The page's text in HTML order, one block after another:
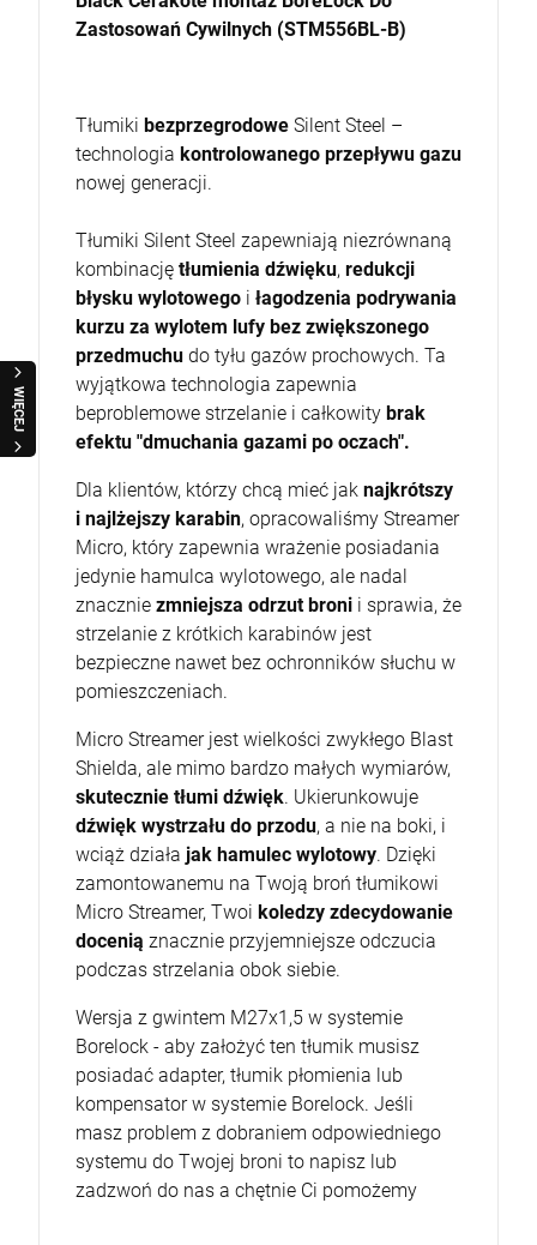
WIĘCEJ
Zastosowań Cywilnych (STM556BL-B)
Tłumiki bezprzegrodowe Silent Steel –
technologia kontrolowanego przepływu gazu
nowej generacji.
Tłumiki Silent Steel zapewniają niezrównaną
kombinację tłumienia dźwięku, redukcji
błysku wylotowego i łagodzenia podrywania
kurzu za wylotem lufy bez zwiększonego
przedmuchu do tyłu gazów prochowych. Ta
wyjątkowa technologia zapewnia
beproblemowe strzelanie i całkowity brak
efektu "dmuchania gazami po oczach".
Dla klientów, którzy chcą mieć jak najkrótszy
i najlżejszy karabin, opracowaliśmy Streamer
Micro, który zapewnia wrażenie posiadania
jedynie hamulca wylotowego, ale nadal
znacznie zmniejsza odrzut broni i sprawia, że
strzelanie z krótkich karabinów jest
bezpieczne nawet bez ochronników słuchu w
pomieszczeniach.
Micro Streamer jest wielkości zwykłego Blast
Shielda, ale mimo bardzo małych wymiarów,
skutecznie tłumi dźwięk. Ukierunkowuje
dźwięk wystrzału do przodu, a nie na boki, i
wciąż działa jak hamulec wylotowy. Dzięki
zamontowanemu na Twoją broń tłumikowi
Micro Streamer, Twoi koledzy zdecydowanie
docenią znacznie przyjemniejsze odczucia
podczas strzelania obok siebie.
Wersja z gwintem M27x1,5 w systemie
Borelock - aby założyć ten tłumik musisz
posiadać adapter, tłumik płomienia lub
kompensator w systemie Borelock. Jeśli
masz problem z dobraniem odpowiedniego
systemu do Twojej broni to napisz lub
zadzwoń do nas a chętnie Ci pomożemy